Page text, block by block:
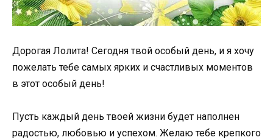
Дорогая Лолита! Сегодня твой особый день, и я хочу
пожелать тебе самых ярких и счастливых моментов
в этот особый день!
Пусть каждый день твоей жизни будет наполнен
радостью, любовью и успехом. Желаю тебе крепкого